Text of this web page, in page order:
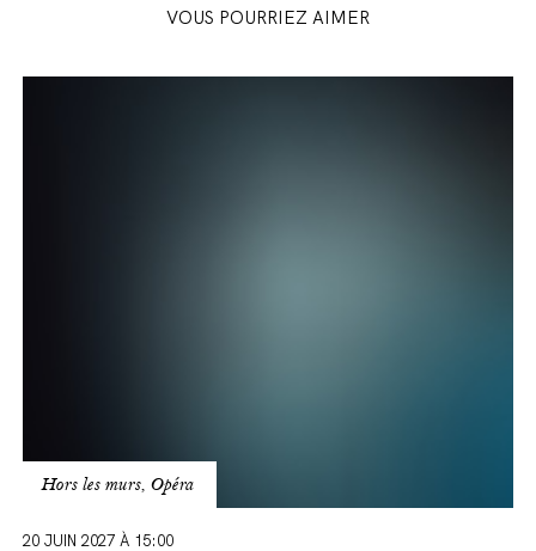
Natacha Kowalski / Mercédès Alexise Yerna /
VOUS POURRIEZ AIMER
Hors les murs, Opéra
20 JUIN 2027 À 15:00